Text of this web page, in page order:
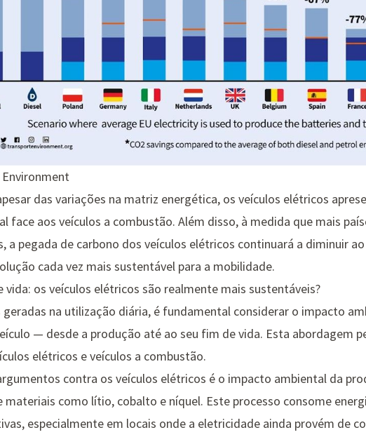
das variações na matriz energética, os veículos elétricos
face aos veículos a combustão. Além disso, à medida que mais
a pegada de carbono dos veículos elétricos continuará a diminuir
cada vez mais sustentável para a mobilidade.
vida: os veículos elétricos são realmente mais sustentáveis?
geradas na utilização diária, é fundamental considerar o impacto
— desde a produção até ao seu fim de vida. Esta abordagem
elétricos e veículos a combustão.
contra os veículos elétricos é o impacto ambiental da
materiais como lítio, cobalto e níquel. Este processo consome
especialmente em locais onde a eletricidade ainda provém de